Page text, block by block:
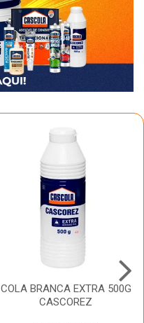
COLA BRANCA EXTRA 500G
CASCOREZ